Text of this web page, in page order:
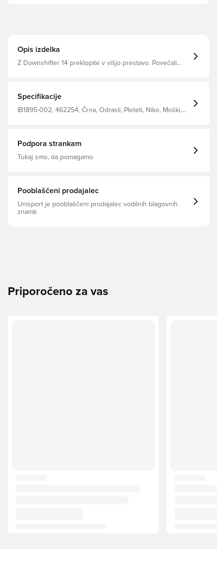
Opis izdelka
Z Downshifter 14 preklopite v višjo prestavo. Povečali
zračnost, pas na sredini stopala pa zagotavlja občutek
fiksacije. Tehnično zasnovana zračna mrežica na
zgornjem delu zagotavlja zračnost. Povečali smo količino
Specifikacije
IB1895-002, 462254, Črna, Odrasli, Pleteti, Nike, Moški,
Podpora strankam
Tukaj smo, da pomagamo
Pooblaščeni prodajalec
Unisport je pooblaščeni prodajalec vodilnih blagovnih
znamk
Priporočeno za vas